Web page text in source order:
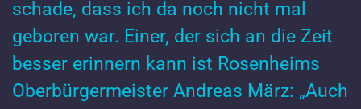
schade, dass ich da noch nicht mal
geboren war. Einer, der sich an die Zeit
besser erinnern kann ist Rosenheims
Oberbürgermeister Andreas März: „Auch